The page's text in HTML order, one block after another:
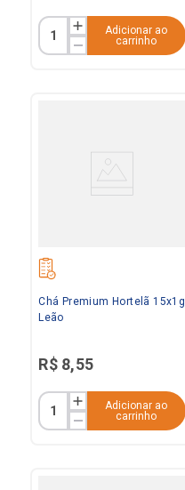
Adicionar ao
carrinho
Chá Premium Hortelã 15x1g
Leão
R$ 8,55
Adicionar ao
carrinho